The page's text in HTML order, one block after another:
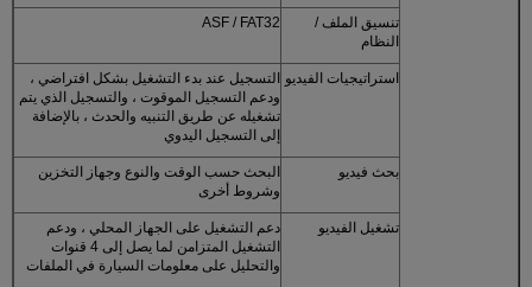
تنسيق الملف /
النظام
ASF / FAT32
استراتيجيات الفيديو التسجيل عند بدء التشغيل بشكل افتراضي ،
ودعم التسجيل الموقوت ، والتسجيل الذي يتم
تشغيله عن طريق التنبيه والحدث ، بالإضافة
إلى التسجيل اليدوي
بحث فيديو
البحث حسب الوقت والنوع وجهاز التخزين
وشروط أخرى
تشغيل الفيديو
دعم التشغيل على الجهاز المحلي ، ودعم
التشغيل المتزامن لما يصل إلى 4 قنوات
والتحليل على معلومات السيارة في الملفات